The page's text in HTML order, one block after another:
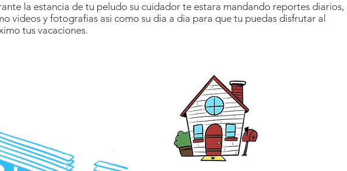
la estancia de tu peludo su cuidador te estara mandando reportes diarios,
videos y fotografias asi como su dia a dia para que tu puedas disfrutar al
tus vacaciones.